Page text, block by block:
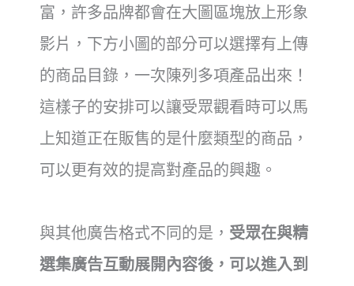
富，許多品牌都會在大圖區塊放上形象
影片，下方小圖的部分可以選擇有上傳
的商品目錄，一次陳列多項產品出來！
這樣子的安排可以讓受眾觀看時可以馬
上知道正在販售的是什麼類型的商品，
可以更有效的提高對產品的興趣。
與其他廣告格式不同的是， 受眾在與精
選集廣告互動展開內容後，可以進入到